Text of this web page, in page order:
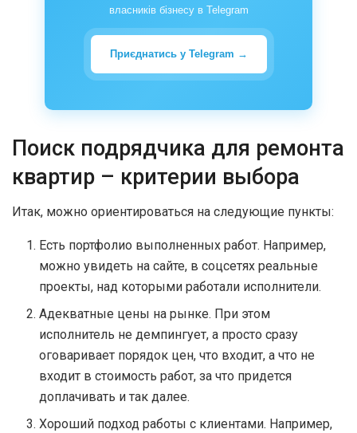
власників бізнесу в Telegram
Приєднатись у Telegram →
Поиск подрядчика для ремонта
квартир – критерии выбора
Итак, можно ориентироваться на следующие пункты:
Есть портфолио выполненных работ. Например,
можно увидеть на сайте, в соцсетях реальные
проекты, над которыми работали исполнители.
Адекватные цены на рынке. При этом
исполнитель не демпингует, а просто сразу
оговаривает порядок цен, что входит, а что не
входит в стоимость работ, за что придется
доплачивать и так далее.
Хороший подход работы с клиентами. Например,